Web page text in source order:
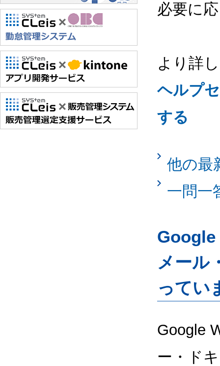
必要に
より詳
ヘルプ
する
他の最
一問一
Google
メール
ってい
Google
ー・ド